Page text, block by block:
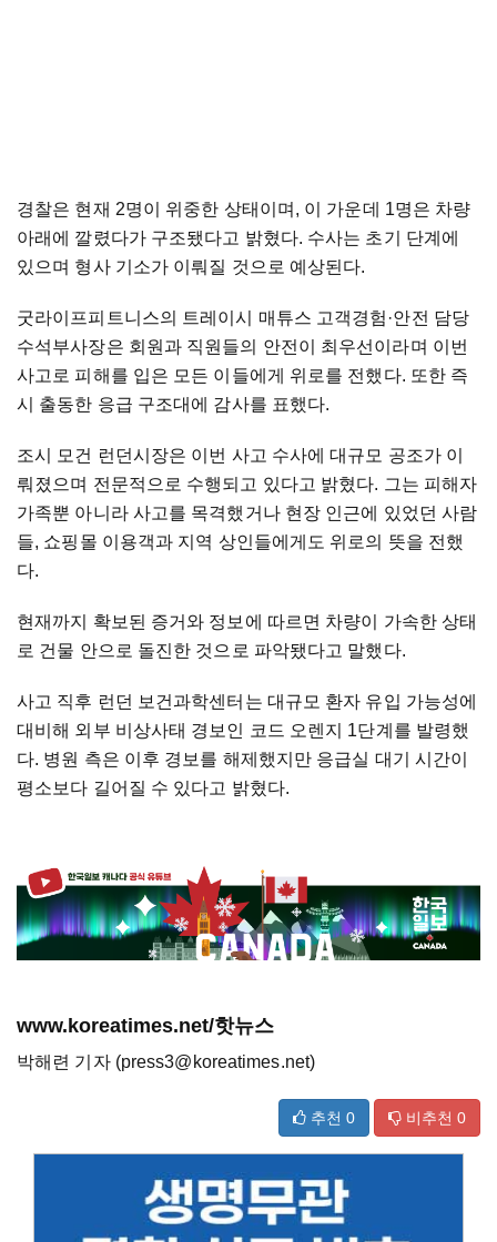
경찰은 현재 2명이 위중한 상태이며, 이 가운데 1명은 차량
아래에 깔렸다가 구조됐다고 밝혔다. 수사는 초기 단계에
있으며 형사 기소가 이뤄질 것으로 예상된다.
굿라이프피트니스의 트레이시 매튜스 고객경험·안전 담당
수석부사장은 회원과 직원들의 안전이 최우선이라며 이번
사고로 피해를 입은 모든 이들에게 위로를 전했다. 또한 즉
시 출동한 응급 구조대에 감사를 표했다.
조시 모건 런던시장은 이번 사고 수사에 대규모 공조가 이
뤄졌으며 전문적으로 수행되고 있다고 밝혔다. 그는 피해자
가족뿐 아니라 사고를 목격했거나 현장 인근에 있었던 사람
들, 쇼핑몰 이용객과 지역 상인들에게도 위로의 뜻을 전했
다.
현재까지 확보된 증거와 정보에 따르면 차량이 가속한 상태
로 건물 안으로 돌진한 것으로 파악됐다고 말했다.
사고 직후 런던 보건과학센터는 대규모 환자 유입 가능성에
대비해 외부 비상사태 경보인 코드 오렌지 1단계를 발령했
다. 병원 측은 이후 경보를 해제했지만 응급실 대기 시간이
평소보다 길어질 수 있다고 밝혔다.
www.koreatimes.net/핫뉴스
박해련 기자 (press3@koreatimes.net)
추천 0 비추천 0